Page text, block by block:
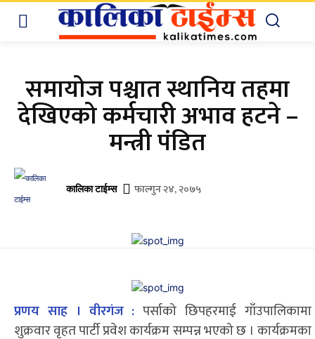
समायोज पश्चात स्थानिय तहमा
देखिएको कर्मचारी अभाव हटने –
मन्त्री पंडित
कालिका टाईम्स फाल्गुन २४, २०७५
प्रणय साह । वीरगंज :पर्साको छिपहरमाई गाँउपालिकामा
शुक्रवार वृहत पार्टी प्रवेश कार्यक्रम सम्पन्न भएको छ । कार्यक्रमका